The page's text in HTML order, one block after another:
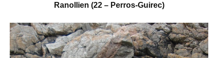
Ranollien (22 – Perros-Guirec)